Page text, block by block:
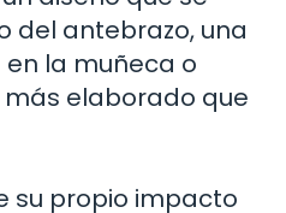
del antebrazo, una
la muñeca o
elaborado que
su propio impacto